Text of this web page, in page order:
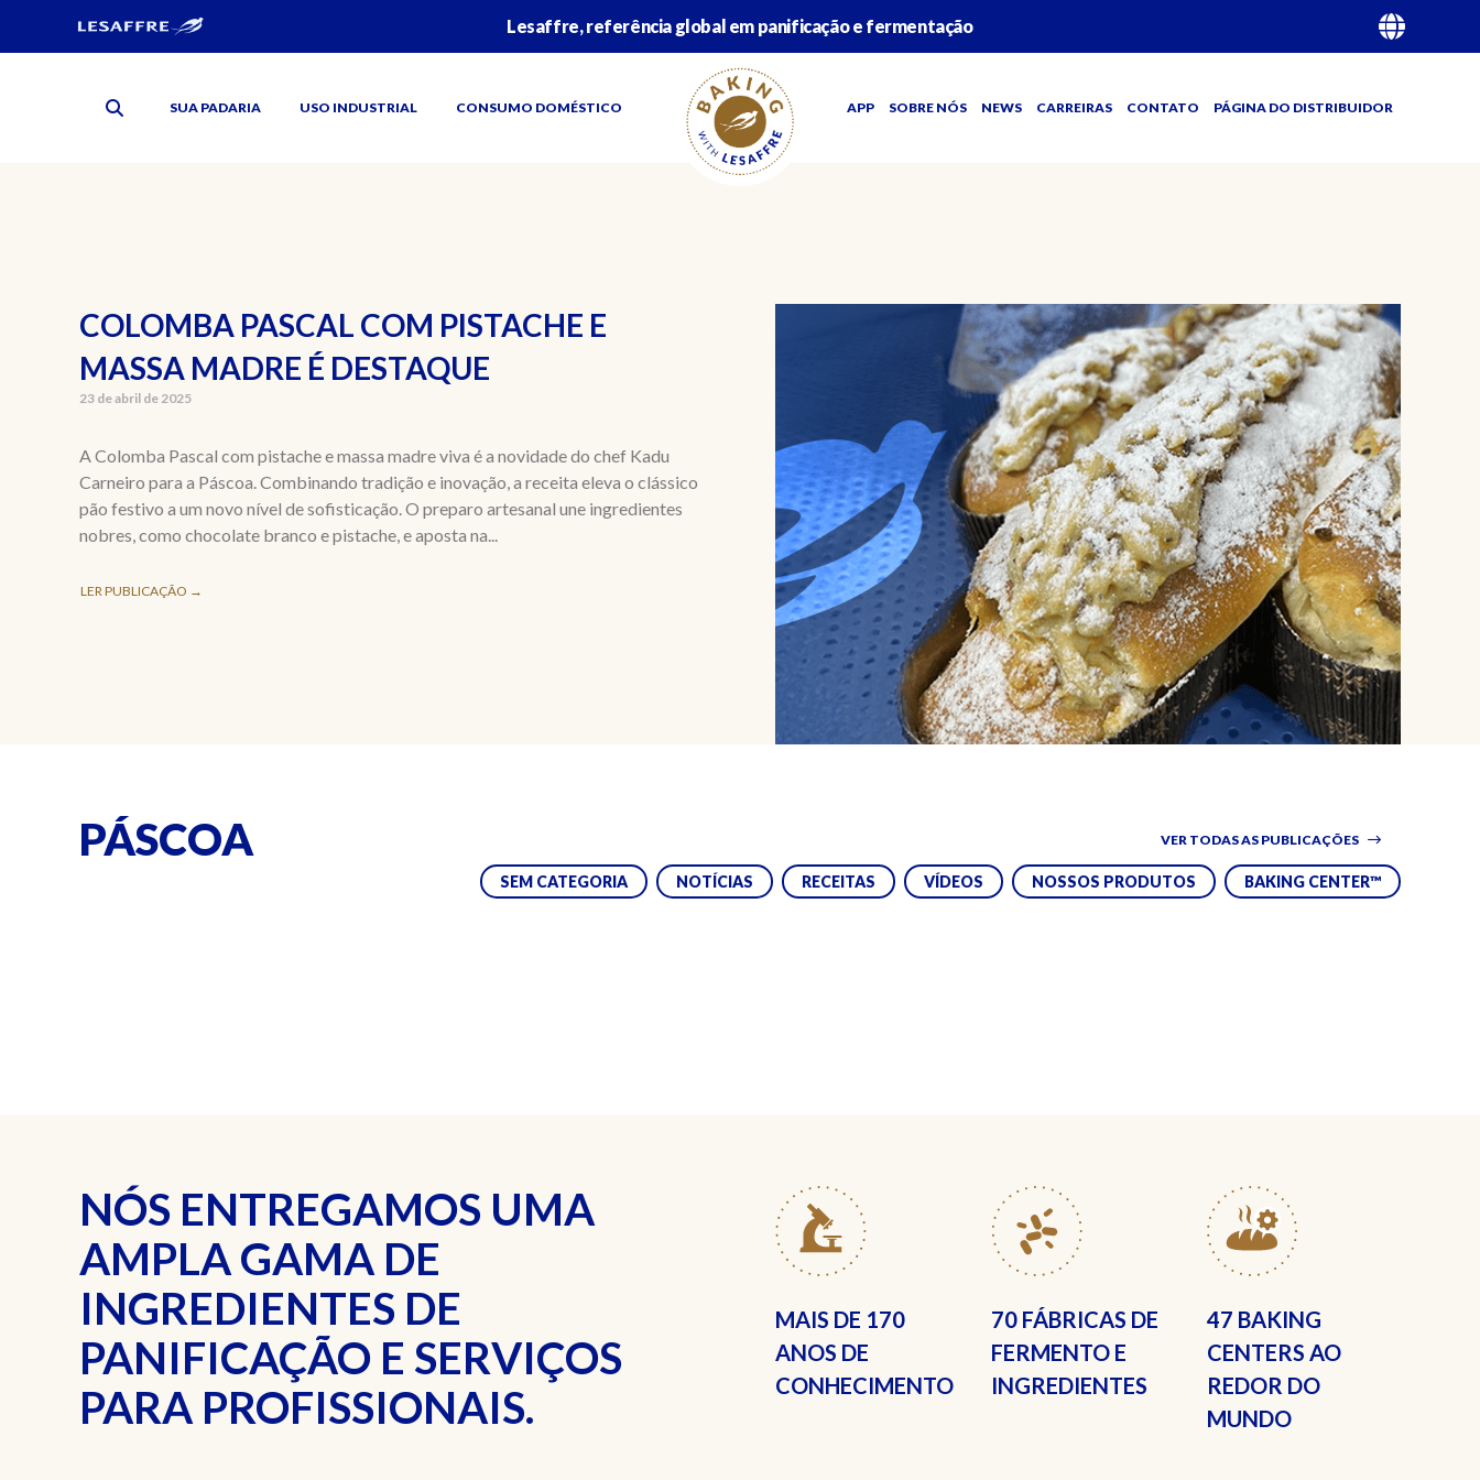
Lesaffre, referência global em panificação e fermentação
SUA PADARIA USO INDUSTRIAL CONSUMO DOMÉSTICO APP SOBRE NÓS NEWS CARREIRAS CONTATO PÁGINA DO DISTRIBUIDOR
COLOMBA PASCAL COM PISTACHE E
MASSA MADRE É DESTAQUE
23 de abril de 2025
A Colomba Pascal com pistache e massa madre viva é a novidade do chef Kadu
Carneiro para a Páscoa. Combinando tradição e inovação, a receita eleva o clássico
pão festivo a um novo nível de sofisticação. O preparo artesanal une ingredientes
nobres, como chocolate branco e pistache, e aposta na...
LER PUBLICAÇÃO →
PÁSCOA VER TODAS AS PUBLICAÇÕES
SEM CATEGORIA NOTÍCIAS RECEITAS VÍDEOS NOSSOS PRODUTOS BAKING CENTER™
NÓS ENTREGAMOS UMA
AMPLA GAMA DE
INGREDIENTES DE
PANIFICAÇÃO E SERVIÇOS
PARA PROFISSIONAIS.
MAIS DE 170
ANOS DE
CONHECIMENTO
70 FÁBRICAS DE
FERMENTO E
INGREDIENTES
47 BAKING
CENTERS AO
REDOR DO
MUNDO